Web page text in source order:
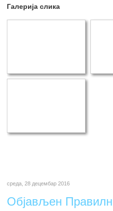
Галерија слика
среда, 28 децембар 2016
Објављен